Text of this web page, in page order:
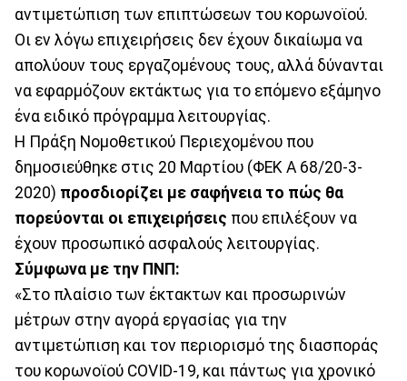
αντιμετώπιση των επιπτώσεων του κορωνοϊού.
Οι εν λόγω επιχειρήσεις δεν έχουν δικαίωμα να
απολύουν τους εργαζομένους τους, αλλά δύνανται
να εφαρμόζουν εκτάκτως για το επόμενο εξάμηνο
ένα ειδικό πρόγραμμα λειτουργίας.
Η Πράξη Νομοθετικού Περιεχομένου που
δημοσιεύθηκε στις 20 Μαρτίου (ΦΕΚ Α 68/20-3-
2020) προσδιορίζει με σαφήνεια το πώς θα
πορεύονται οι επιχειρήσεις που επιλέξουν να
έχουν προσωπικό ασφαλούς λειτουργίας.
Σύμφωνα με την ΠΝΠ:
«Στο πλαίσιο των έκτακτων και προσωρινών
μέτρων στην αγορά εργασίας για την
αντιμετώπιση και τον περιορισμό της διασποράς
του κορωνοϊού COVID-19, και πάντως για χρονικό